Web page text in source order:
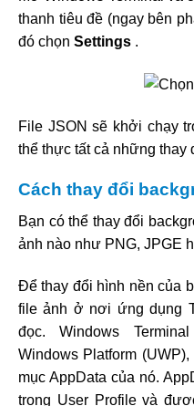
thanh tiêu đề (ngay bên
đó chọn Settings .
File JSON sẽ khởi chạy
thể thực tất cả những thay
Cách thay đổi
Bạn có thể thay đổi
ảnh nào như PNG, JPGE
Để thay đổi hình nền của
file ảnh ở nơi ứng dụng
đọc. Windows
Windows Platform
mục AppData của nó.
trong User Profile và